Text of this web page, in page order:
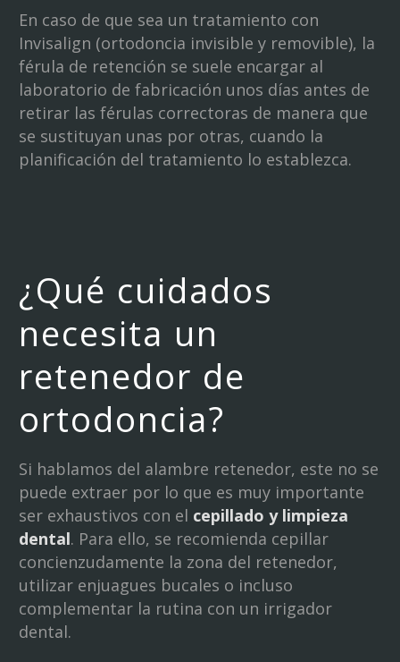
En caso de que sea un tratamiento con
Invisalign (ortodoncia invisible y removible), la
férula de retención se suele encargar al
laboratorio de fabricación unos días antes de
retirar las férulas correctoras de manera que
se sustituyan unas por otras, cuando la
planificación del tratamiento lo establezca.
¿Qué cuidados
necesita un
retenedor de
ortodoncia?
Si hablamos del alambre retenedor, este no se
puede extraer por lo que es muy importante
ser exhaustivos con el cepillado y limpieza
dental. Para ello, se recomienda cepillar
concienzudamente la zona del retenedor,
utilizar enjuagues bucales o incluso
complementar la rutina con un irrigador
dental.